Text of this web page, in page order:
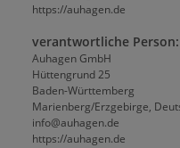
https://auhagen.de
verantwortliche Person:
Auhagen GmbH
Hüttengrund 25
Baden-Württemberg
Marienberg/Erzgebirge,
info@auhagen.de
https://auhagen.de